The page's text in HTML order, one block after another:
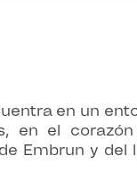
en un
en el
Embrun y del